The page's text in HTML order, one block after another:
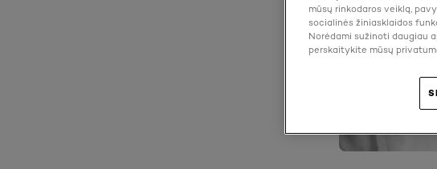
mūsų rinkodaros veiklą,
socialinės žiniasklaidos
Norėdami sužinoti daugiau
perskaitykite mūsų